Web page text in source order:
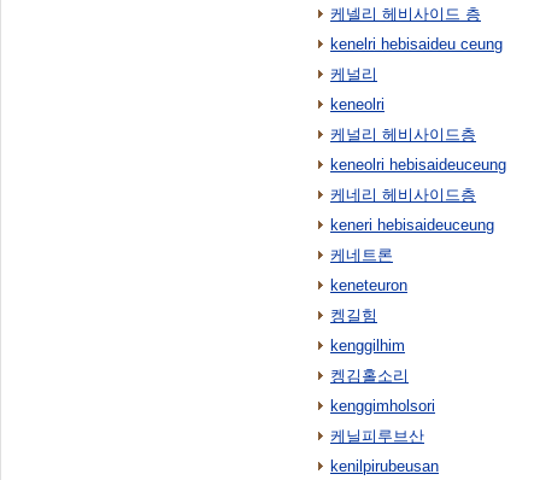
케넬리 헤비사이드 층
kenelri hebisaideu ceung
케널리
keneolri
케널리 헤비사이드층
keneolri hebisaideuceung
케네리 헤비사이드층
keneri hebisaideuceung
케네트론
keneteuron
켕길힘
kenggilhim
켕김홀소리
kenggimholsori
케닐피루브산
kenilpirubeusan